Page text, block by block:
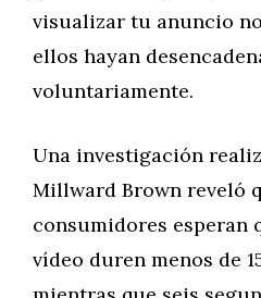
visualizar tu anuncio
ellos hayan
voluntariamente.
Una investigación
Millward Brown reveló
consumidores esperan
vídeo duren menos de